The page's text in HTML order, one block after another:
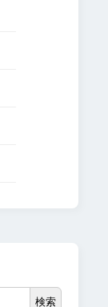
検索